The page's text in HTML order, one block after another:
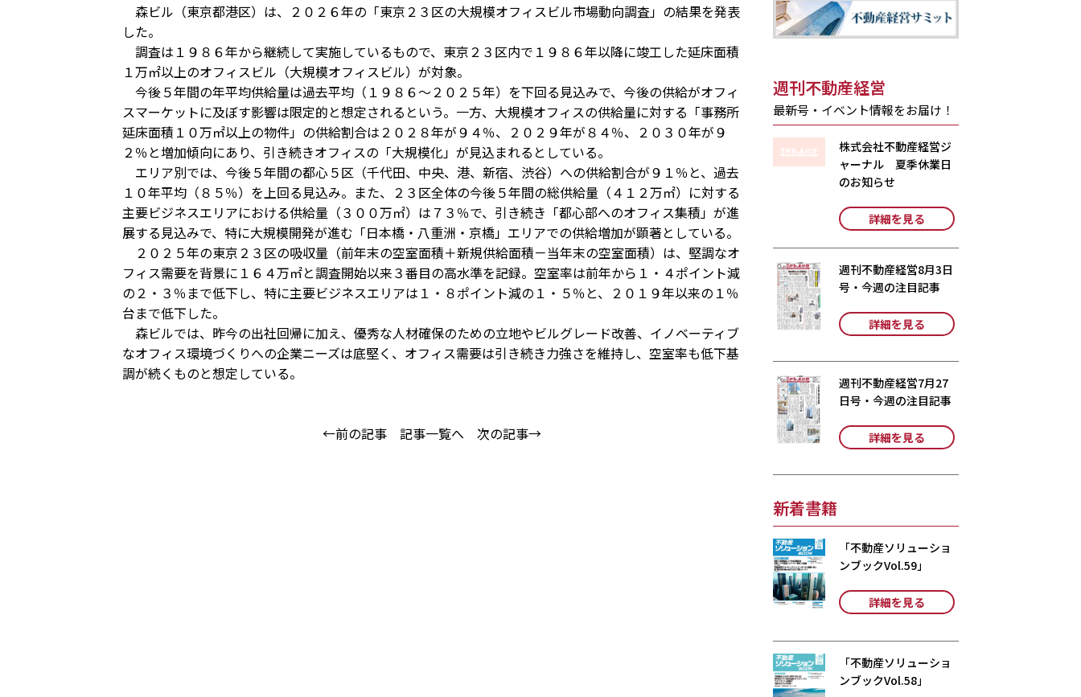
森ビル（東京都港区）は、２０２６年の「東京２３区の大規模オフィスビル市場動向調査」の結果を発表
した。
調査は１９８６年から継続して実施しているもので、東京２３区内で１９８６年以降に竣工した延床面積
１万㎡以上のオフィスビル（大規模オフィスビル）が対象。
今後５年間の年平均供給量は過去平均（１９８６～２０２５年）を下回る見込みで、今後の供給がオフィ
スマーケットに及ぼす影響は限定的と想定されるという。一方、大規模オフィスの供給量に対する「事務所
延床面積１０万㎡以上の物件」の供給割合は２０２８年が９４％、２０２９年が８４％、２０３０年が９
２％と増加傾向にあり、引き続きオフィスの「大規模化」が見込まれるとしている。
エリア別では、今後５年間の都心５区（千代田、中央、港、新宿、渋谷）への供給割合が９１％と、過去
１０年平均（８５％）を上回る見込み。また、２３区全体の今後５年間の総供給量（４１２万㎡）に対する
主要ビジネスエリアにおける供給量（３００万㎡）は７３％で、引き続き「都心部へのオフィス集積」が進
展する見込みで、特に大規模開発が進む「日本橋・八重洲・京橋」エリアでの供給増加が顕著としている。
２０２５年の東京２３区の吸収量（前年末の空室面積＋新規供給面積－当年末の空室面積）は、堅調なオ
フィス需要を背景に１６４万㎡と調査開始以来３番目の高水準を記録。空室率は前年から１・４ポイント減
の２・３％まで低下し、特に主要ビジネスエリアは１・８ポイント減の１・５％と、２０１９年以来の１％
台まで低下した。
森ビルでは、昨今の出社回帰に加え、優秀な人材確保のための立地やビルグレード改善、イノベーティブ
なオフィス環境づくりへの企業ニーズは底堅く、オフィス需要は引き続き力強さを維持し、空室率も低下基
調が続くものと想定している。
←前の記事 記事一覧へ 次の記事→
週刊不動産経営
最新号・イベント情報をお届け！
株式会社不動産経営ジ
ャーナル 夏季休業日
のお知らせ
詳細を見る
週刊不動産経営8月3日
号・今週の注目記事
詳細を見る
週刊不動産経営7月27
日号・今週の注目記事
詳細を見る
新着書籍
「不動産ソリューショ
ンブックVol.59」
詳細を見る
「不動産ソリューショ
ンブックVol.58」